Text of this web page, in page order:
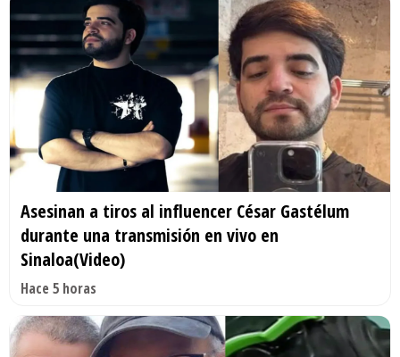
Asesinan a tiros al influencer César Gastélum
durante una transmisión en vivo en
Sinaloa(Video)
Hace 5 horas